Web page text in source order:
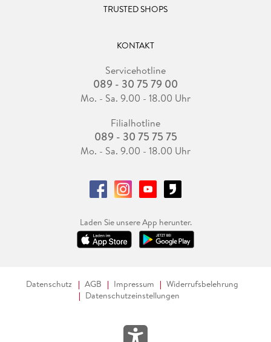
TRUSTED SHOPS
KONTAKT
Servicehotline
089 - 30 75 79 00
Mo. - Sa. 9.00 - 18.00 Uhr
Filialhotline
089 - 30 75 75 75
Mo. - Sa. 9.00 - 18.00 Uhr
Laden Sie unsere App herunter.
Datenschutz AGB Impressum
Widerrufsbelehrung
Datenschutzeinstellungen